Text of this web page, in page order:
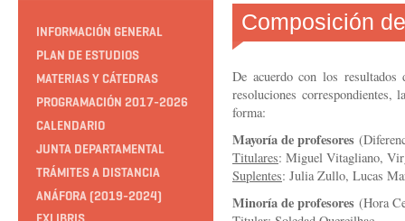
INFORMACIÓN GENERAL
PLAN DE ESTUDIOS
MATERIAS Y CÁTEDRAS
PROGRAMACIÓN 2017-2026
CALENDARIO
JUNTA DEPARTAMENTAL
TRÁMITES A DISTANCIA
ANÁFORA (2019-2024)
Composición
De acuerdo con los
resoluciones correspondientes,
forma:
Mayoría de profesores
Titulares: Miguel Vitagliano,
Suplentes: Julia Zullo, Lucas
Minoría de profesores (Hora